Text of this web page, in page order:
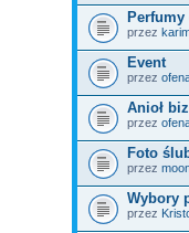
Perfumy
przez
Event
przez
Anioł
przez
Foto
przez
Wybory
przez